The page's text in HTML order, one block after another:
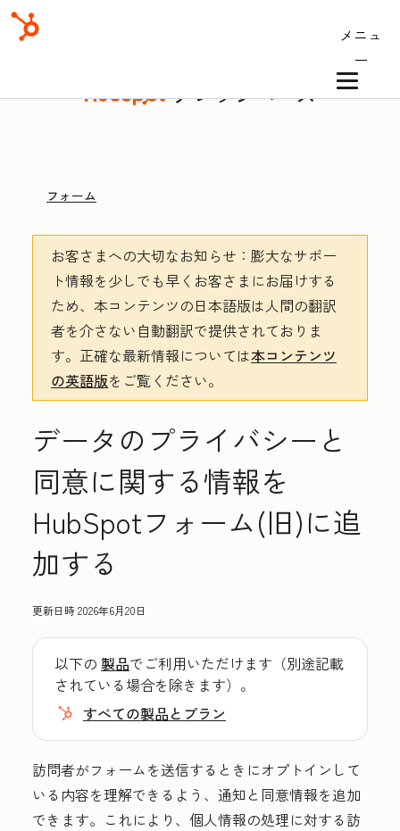
メニュ
ー
ナレッジベース
フォーム
お客さまへの大切なお知らせ ：膨大なサポー
ト情報を少しでも早くお客さまにお届けする
ため、本コンテンツの日本語版は人間の翻訳
者を介さない自動翻訳で提供されておりま
す。 正確な最新情報については本コンテンツ
の英語版をご覧ください。
データのプライバシーと
同意に関する情報を
HubSpotフォーム(旧)に追
加する
更新日時2026年6月20日
以下の 製品でご利用いただけます（別途記載
されている場合を除きます）。
すべての製品とプラン
訪問者がフォームを送信するときにオプトインして
いる内容を理解できるよう、通知と同意情報を追加
できます。これにより、個人情報の処理に対する訪